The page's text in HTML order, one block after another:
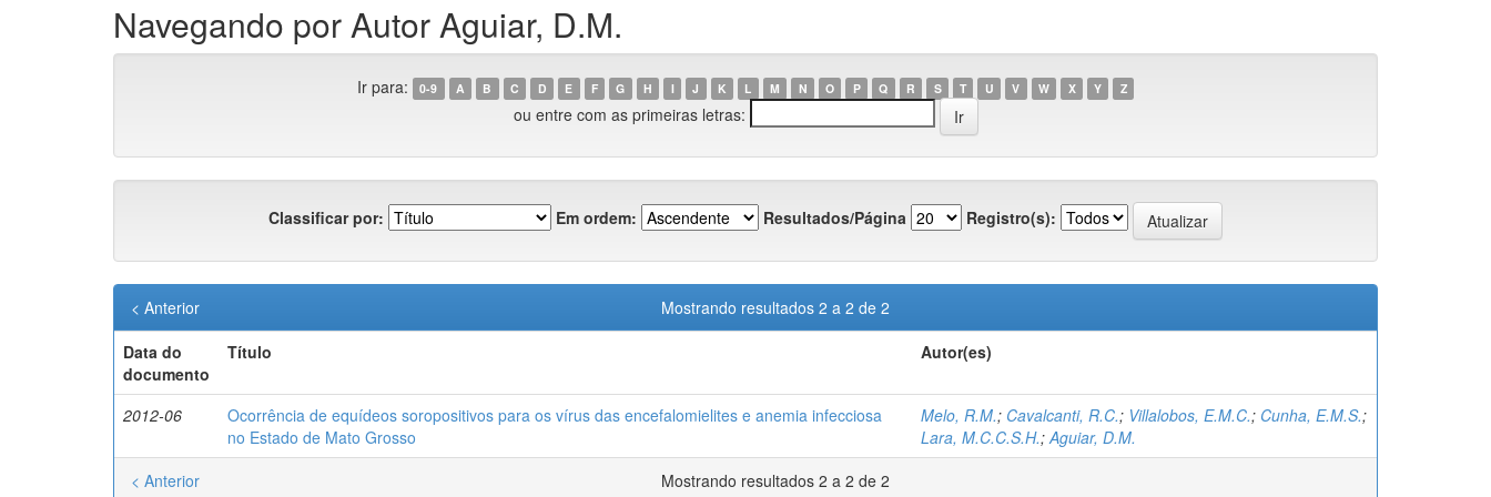
Navegando por Autor Aguiar, D.M.
Ir para: 0-9 A B C D E F G H I J K L M N O P Q R S T U V W X Y Z
ou entre com as primeiras letras:
Classificar por: Em ordem: Resultados/Página Registro(s):
Mostrando resultados 2 a 2 de 2
< Anterior
Data do
documento
Título Autor(es)
2012-06
Ocorrência de equídeos soropositivos para os vírus das encefalomielites e anemia infecciosa
no Estado de Mato Grosso
Melo, R.M.; Cavalcanti, R.C.; Villalobos, E.M.C.; Cunha, E.M.S.;
Lara, M.C.C.S.H.; Aguiar, D.M.
Mostrando resultados 2 a 2 de 2
< Anterior